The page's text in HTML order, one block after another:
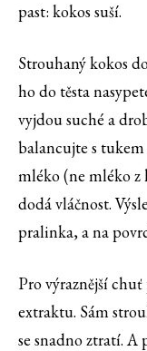
past: kokos suší.
Strouhaný kokos
ho do těsta
vyjdou suché a
balancujte s tukem
mléko (ne mléko z
dodá vláčnost.
pralinka, a na
Pro výraznější
extraktu. Sám
se snadno ztratí. A